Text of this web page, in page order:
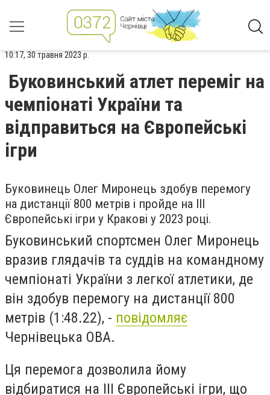
10:17, 30 травня 2023 р.
Буковинський атлет переміг на
чемпіонаті України та
відправиться на Європейські
ігри
Буковинець Олег Миронець здобув перемогу
на дистанції 800 метрів і пройде на ІІІ
Європейські ігри у Кракові у 2023 році.
Буковинський спортсмен Олег Миронець
вразив глядачів та суддів на командному
чемпіонаті України з легкої атлетики, де
він здобув перемогу на дистанції 800
метрів (1:48.22), - повідомляє
Чернівецька ОВА.
Ця перемога дозволила йому
відбиратися на ІІІ Європейські ігри, що